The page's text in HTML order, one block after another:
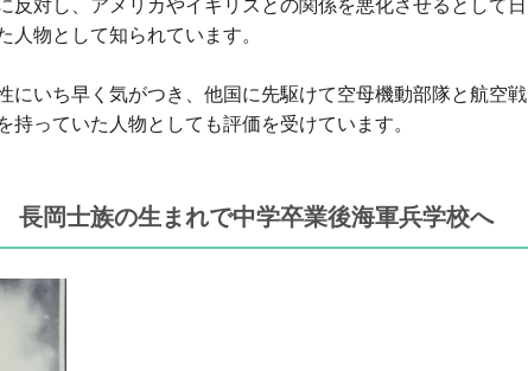
物として知られています。
にいち早く気がつき、他国に先駆けて空母機動部隊と航空戦
っていた人物としても評価を受けています。
岡士族の生まれで中学卒業後海軍兵学校へ